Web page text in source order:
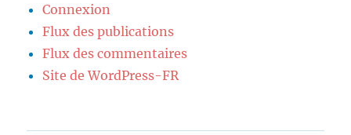
Connexion
Flux des publications
Flux des commentaires
Site de WordPress-FR